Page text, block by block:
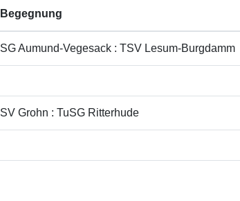
Begegnung
SG Aumund-Vegesack : TSV Lesum-Burgdamm
SV Grohn : TuSG Ritterhude